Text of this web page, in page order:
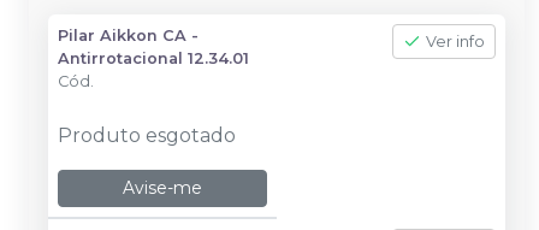
Pilar Aikkon CA -
Antirrotacional 12.34.01
Cód.
Ver info
Produto esgotado
Avise-me